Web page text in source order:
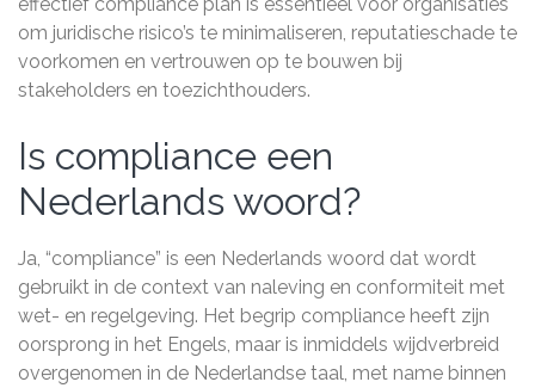
om juridische risico’s te minimaliseren, reputatieschade te
voorkomen en vertrouwen op te bouwen bij
stakeholders en toezichthouders.
Is compliance een
Nederlands woord?
Ja, “compliance” is een Nederlands woord dat wordt
gebruikt in de context van naleving en conformiteit met
wet- en regelgeving. Het begrip compliance heeft zijn
oorsprong in het Engels, maar is inmiddels wijdverbreid
overgenomen in de Nederlandse taal, met name binnen